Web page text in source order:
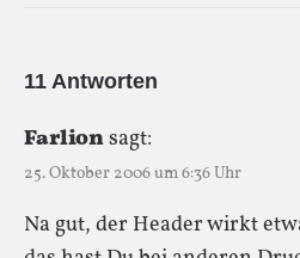
11 Antworten
Farlionsagt:
25. Oktober 2006 um 6:36 Uhr
Na gut, der Header wirkt